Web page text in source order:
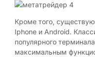
Кроме того,
Iphone и Аndroid.
популярного
максимальным